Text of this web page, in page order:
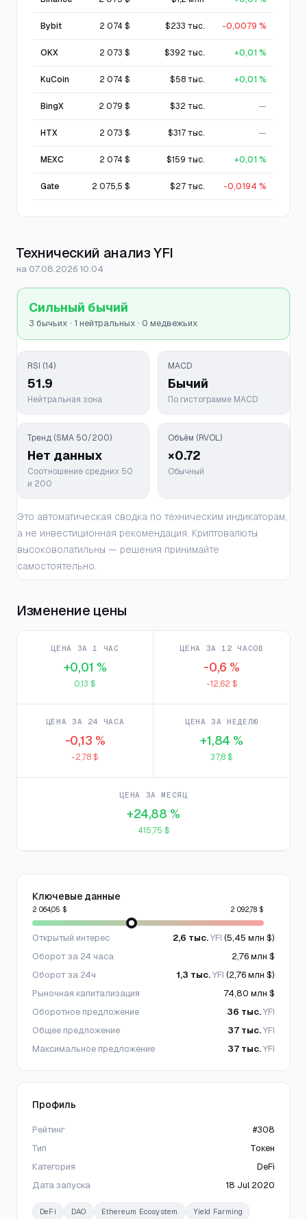
Bybit 2 074 $ $233 тыс. -0,0079 %
OKX 2 073 $ $392 тыс. +0,01 %
KuCoin 2 074 $ $58 тыс. +0,01 %
BingX 2 079 $ $32 тыс. —
HTX 2 073 $ $317 тыс. —
MEXC 2 074 $ $159 тыс. +0,01 %
Gate 2 075,5 $ $27 тыс. -0,0194 %
Технический анализ YFI
на 07.08.2026 10:04
Сильный бычий
3 бычьих · 1 нейтральных · 0 медвежьих
RSI (14)
51.9
Нейтральная зона
MACD
Бычий
По гистограмме MACD
Тренд (SMA 50/200)
Нет данных
Соотношение средних 50
и 200
Объём (RVOL)
×0.72
Обычный
Это автоматическая сводка по техническим индикаторам,
а не инвестиционная рекомендация. Криптовалюты
высоковолатильны — решения принимайте
самостоятельно.
Изменение цены
ЦЕНА ЗА 1 ЧАС
+0,01 %
0,13 $
ЦЕНА ЗА 12 ЧАСОВ
-0,6 %
-12,62 $
ЦЕНА ЗА 24 ЧАСА
-0,13 %
-2,78 $
ЦЕНА ЗА НЕДЕЛЮ
+1,84 %
37,8 $
ЦЕНА ЗА МЕСЯЦ
+24,88 %
415,75 $
Ключевые данные
2 064,05 $ 2 092,78 $
Открытый интерес 2,6 тыс.YFI (5,45 млн $)
Оборот за 24 часа
2,76 млн $
Оборот за 24ч
1,3 тыс.YFI (2,76 млн $)
Рыночная капитализация
74,80 млн $
Оборотное предложение
36 тыс.YFI
Общее предложение
37 тыс.YFI
Максимальное предложение
37 тыс.YFI
Профиль
Рейтинг
#308
Тип
Токен
Категория
DeFi
Дата запуска
18 Jul 2020
DeFi DAO Ethereum Ecosystem Yield Farming